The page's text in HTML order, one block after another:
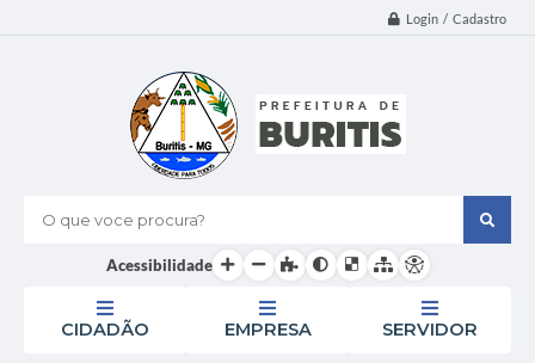
Login / Cadastro
O que voce procura?
Acessibilidade
CIDADÃO EMPRESA SERVIDOR